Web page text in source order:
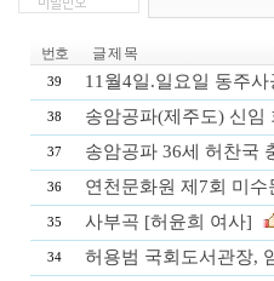
번호 글 제 목
39 11월4일.일요일 동주
38 송암공파(제주도) 신임
37 송암공파 36세 허찬국
36 연천문화원 제7회 미
35 사부곡 [허윤희 여사]
34 허용범 국회도서관장,